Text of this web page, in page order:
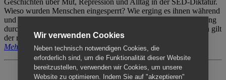
Geschichten über Mut, Repression und Alltag in der SED-Diktatur.
Wieso wurden Menschen eingesperrt? Wie erging es ihnen während
und nach der Haft? Der Besuch erfolgt individuell ohne Betreuung
durch das Menschenrechtszentrum Cottbus. Für Begleitpersonen gilt
der reguläre Eintritt (8€ / ermäßigt 5€).
Mehr erfahren
Wir verwenden Cookies
Neben technisch notwendigen Cookies, die
erforderlich sind, um die Funktionalität dieser Website
bereitzustellen, verwenden wir Cookies, um unsere
Website zu optimieren. Indem Sie auf "akzeptieren"